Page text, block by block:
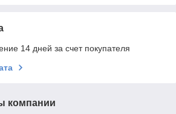
14 дней за счет покупателя
компании